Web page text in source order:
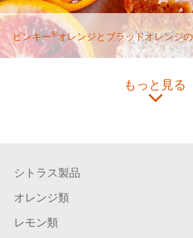
ピンキー®オレンジとブラッドオレンジ
もっと見る
シトラス製品
オレンジ類
レモン類